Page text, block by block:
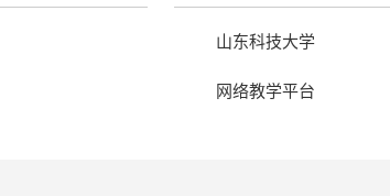
山东科技大学
网络教学平台